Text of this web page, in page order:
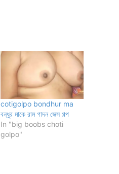
cotigolpo bondhur ma
বন্ধুর মাকে রাম গাদন সেক্স গল্প
In "big boobs choti
golpo"